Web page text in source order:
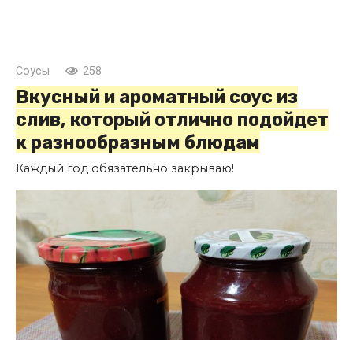
Соусы 258
Вкусный и ароматный соус из
слив, который отлично подойдет
к разнообразным блюдам
Каждый год обязательно закрываю!